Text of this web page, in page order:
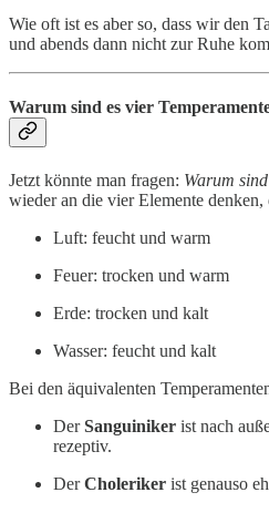
Wie oft ist es aber so, dass wir den
und abends dann nicht zur Ruhe
Warum sind es vier
Jetzt könnte man fragen: Warum
wieder an die vier Elemente
Luft: feucht und warm
Feuer: trocken und warm
Erde: trocken und kalt
Wasser: feucht und kalt
Bei den äquivalenten
DerSanguiniker ist nach
rezeptiv.
DerCholeriker ist genauso